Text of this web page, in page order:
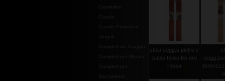
Candelieri
Casule
Casule Pietrobon
Cingoli
Completi da Viaggio
Completi per Messa
Completi per
Sacramenti
stola sogg.s.pietro e
paolo telaio filo oro
rossa